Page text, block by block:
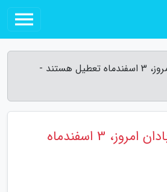
مراکز آموزشی آبادان امروز، 3 اسفندماه تعطیل هستند -
مراکز آموزشی آبادان امروز، 3 اسفندماه